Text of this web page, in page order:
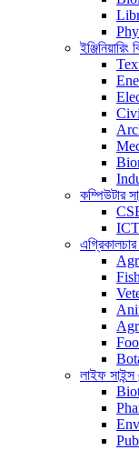
ইঞ্জিনিয়ারিং
কম্পিউটার
ICT
এগ্রিকালচার
লাইফ